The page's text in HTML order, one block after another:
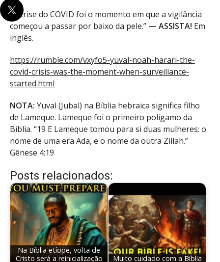
“A crise do COVID foi o momento em que a vigilância
começou a passar por baixo da pele.” — ASSISTA! Em
inglês.
https://rumble.com/vxyfo5-yuval-noah-harari-the-
covid-crisis-was-the-moment-when-surveillance-
started.html
NOTA: Yuval (Jubal) na Bíblia hebraica significa filho
de Lameque. Lameque foi o primeiro polígamo da
Bíblia. “19 E Lameque tomou para si duas mulheres: o
nome de uma era Ada, e o nome da outra Zillah.”
Gênese 4:19
Posts relacionados:
Na Bíblia etíope, volta de
Cristo será a reinicialização
Muito cuidado com a Bíblia